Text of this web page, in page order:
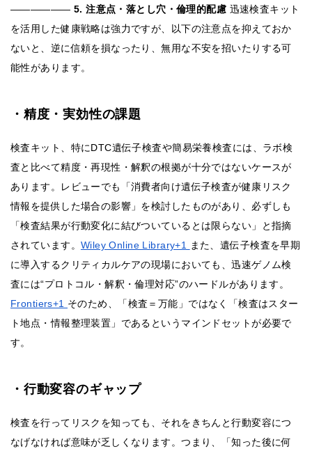
―――――― 5. 注意点・落とし穴・倫理的配慮 迅速検査キット
を活用した健康戦略は強力ですが、以下の注意点を抑えておか
ないと、逆に信頼を損なったり、無用な不安を招いたりする可
能性があります。
・精度・実効性の課題
検査キット、特にDTC遺伝子検査や簡易栄養検査には、ラボ検
査と比べて精度・再現性・解釈の根拠が十分ではないケースが
あります。レビューでも「消費者向け遺伝子検査が健康リスク
情報を提供した場合の影響」を検討したものがあり、必ずしも
「検査結果が行動変化に結びついているとは限らない」と指摘
されています。 Wiley Online Library+1 また、遺伝子検査を早期
に導入するクリティカルケアの現場においても、迅速ゲノム検
査には“プロトコル・解釈・倫理対応”のハードルがあります。
Frontiers+1 そのため、「検査＝万能」ではなく「検査はスター
ト地点・情報整理装置」であるというマインドセットが必要で
す。
・行動変容のギャップ
検査を行ってリスクを知っても、それをきちんと行動変容につ
なげなければ意味が乏しくなります。つまり、「知った後に何